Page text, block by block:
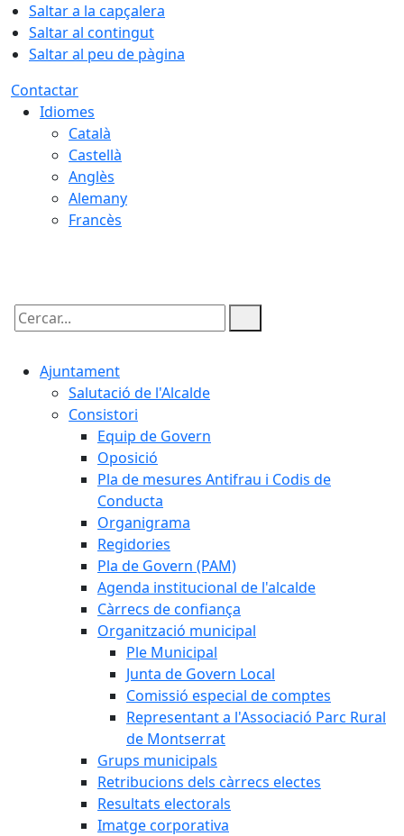
Saltar a la capçalera
Saltar al contingut
Saltar al peu de pàgina
Contactar
Idiomes
Català
Castellà
Anglès
Alemany
Francès
Cercar:
Ajuntament
Salutació de l'Alcalde
Consistori
Equip de Govern
Oposició
Pla de mesures Antifrau i Codis de
Conducta
Organigrama
Regidories
Pla de Govern (PAM)
Agenda institucional de l'alcalde
Càrrecs de confiança
Organització municipal
Ple Municipal
Junta de Govern Local
Comissió especial de comptes
Representant a l'Associació Parc Rural
de Montserrat
Grups municipals
Retribucions dels càrrecs electes
Resultats electorals
Imatge corporativa